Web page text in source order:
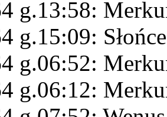
g.13:58:
g.15:09:
g.06:52:
g.06:12: